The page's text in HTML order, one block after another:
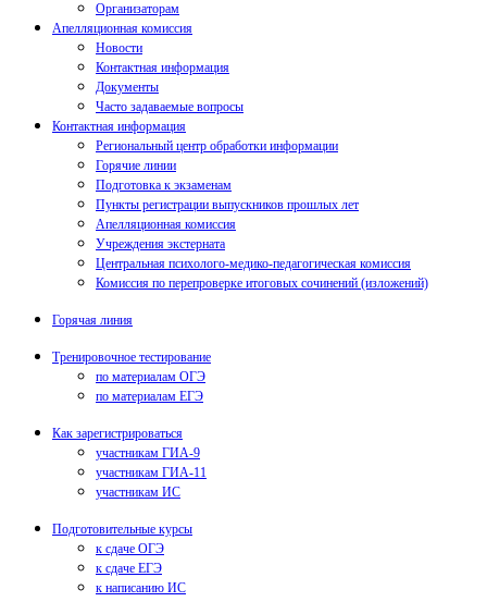
Организаторам
Апелляционная комиссия
Новости
Контактная информация
Документы
Часто задаваемые вопросы
Контактная информация
Региональный центр обработки информации
Горячие линии
Подготовка к экзаменам
Пункты регистрации выпускников прошлых лет
Апелляционная комиссия
Учреждения экстерната
Центральная психолого-медико-педагогическая комиссия
Комиссия по перепроверке итоговых сочинений (изложений)
Горячая линия
Тренировочное тестирование
по материалам ОГЭ
по материалам ЕГЭ
Как зарегистрироваться
участникам ГИА-9
участникам ГИА-11
участникам ИС
Подготовительные курсы
к сдаче ОГЭ
к сдаче ЕГЭ
к написанию ИС